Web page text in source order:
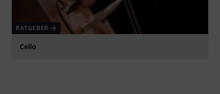
RATGEBER
Cello